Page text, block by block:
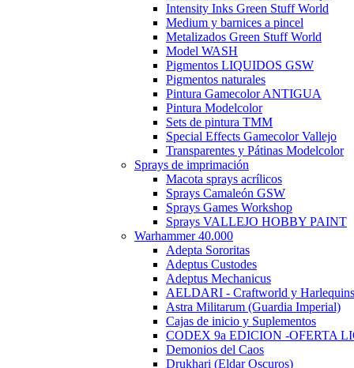
Intensity Inks Green Stuff World
Medium y barnices a pincel
Metalizados Green Stuff World
Model WASH
Pigmentos LIQUIDOS GSW
Pigmentos naturales
Pintura Gamecolor ANTIGUA
Pintura Modelcolor
Sets de pintura TMM
Special Effects Gamecolor Vallejo
Transparentes y Pátinas Modelcolor
Sprays de imprimación
Macota sprays acrílicos
Sprays Camaleón GSW
Sprays Games Workshop
Sprays VALLEJO HOBBY PAINT
Warhammer 40.000
Adepta Sororitas
Adeptus Custodes
Adeptus Mechanicus
AELDARI - Craftworld y Harlequins
Astra Militarum (Guardia Imperial)
Cajas de inicio y Suplementos
CODEX 9a EDICION -OFERTA
Demonios del Caos
Drukhari (Eldar Oscuros)